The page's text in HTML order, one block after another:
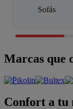
Sofás
Marcas que
Confort a tu